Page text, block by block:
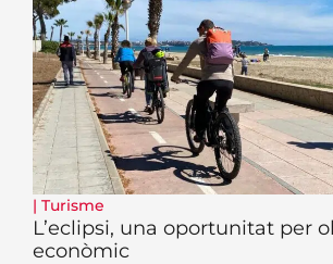
| Turisme
L’eclipsi, una oportunitat per
econòmic